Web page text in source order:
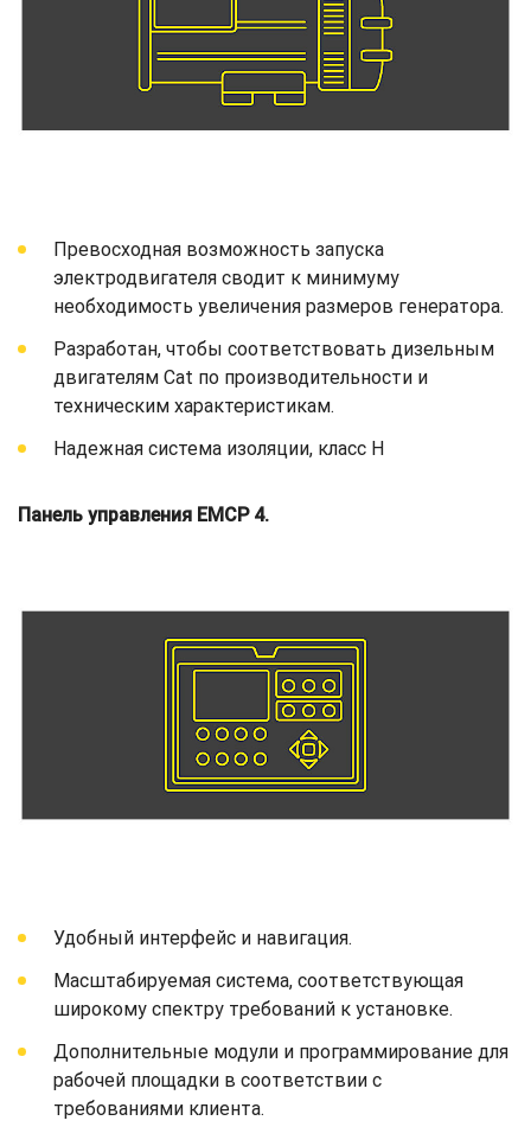
Превосходная возможность запуска
электродвигателя сводит к минимуму
необходимость увеличения размеров генератора.
Разработан, чтобы соответствовать дизельным
двигателям Cat по производительности и
техническим характеристикам.
Надежная система изоляции, класс H
Панель управления EMCP 4.
Удобный интерфейс и навигация.
Масштабируемая система, соответствующая
широкому спектру требований к установке.
Дополнительные модули и программирование для
рабочей площадки в соответствии с
требованиями клиента.